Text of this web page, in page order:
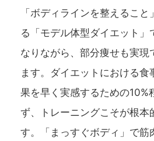
「ボディラインを整えるこ
る「モデル体型ダイエット」
なりながら、部分痩せも実現
ます。ダイエットにおける
果を早く実感するための10%
ず、トレーニングこそが根本
す。「まっすぐボディ」で筋